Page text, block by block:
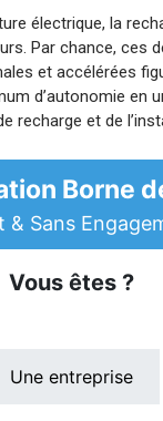
électrique, la
Par chance, ces
et accélérées
d’autonomie en
recharge et de